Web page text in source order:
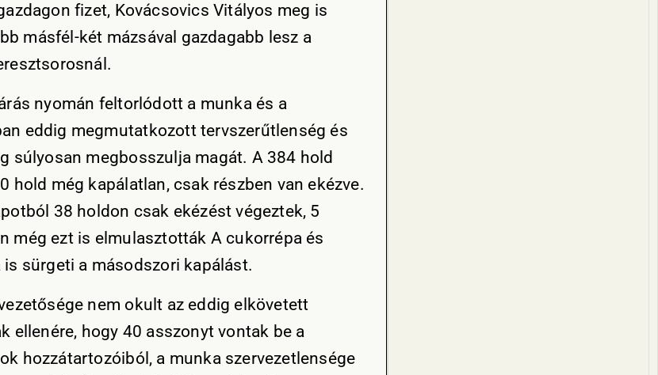
fizet, Kovácsovics Vitályos meg is
másfél-két mázsával gazdagabb lesz a
nyomán feltorlódott a munka és a
eddig megmutatkozott tervszerűtlenség és
súlyosan megbosszulja magát. A 384 hold
hold még kapálatlan, csak részben van ekézve.
38 holdon csak ekézést végeztek, 5
még ezt is elmulasztották A cukorrépa és
is sürgeti a másodszori kapálást.
nem okult az eddig elkövetett
ellenére, hogy 40 asszonyt vontak be a
hozzátartozóiból, a munka szervezetlensége